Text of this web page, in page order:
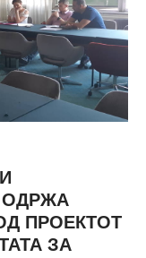
ОДРЖА
ПРОЕКТОТ
ЗА